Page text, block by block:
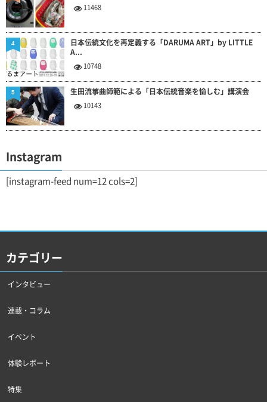
11468
日本伝統文化を再定義する「DARUMA ART」by LITTLE
A...
10748
4
生田流箏曲師範による「日本伝統音楽を愉しむ」講演会
10143
5
Instagram
[instagram-feed num=12 cols=2]
カテゴリー
インタビュー
連載・コラム
イベント
体験レポート
特集